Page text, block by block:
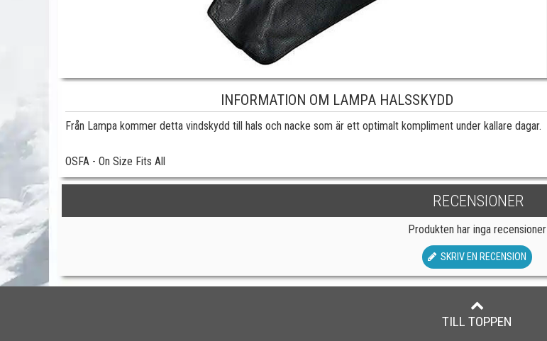
INFORMATION OM LAMPA HALSSKYDD
Från Lampa kommer detta vindskydd till hals och nacke som är ett optimalt kompliment under kallare dagar.
OSFA - On Size Fits All
RECENSIONER
Produkten har inga recensioner
SKRIV EN RECENSION
TILL TOPPEN